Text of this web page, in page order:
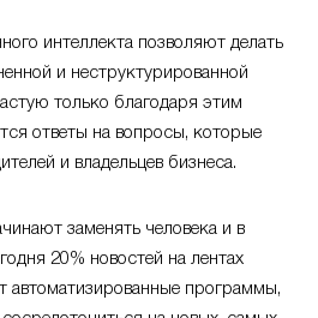
интеллекта позволяют делать
и неструктурированной
только благодаря этим
ответы на вопросы, которые
и владельцев бизнеса.
заменять человека и в
20% новостей на лентах
автоматизированные программы,